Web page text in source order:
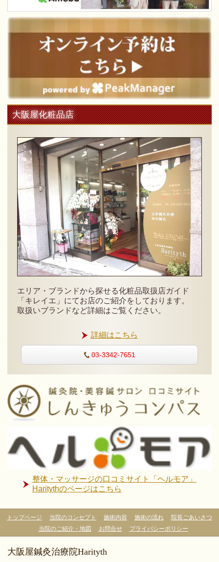
大阪屋化粧品店
エリア・ブランドから探せる化粧品取扱店ガイド
「キレイエ」にてお店のご紹介をしております。
取扱いブランドなど詳細はご覧ください。
詳細はこちら
03-3342-7651
整体・マッサージの口コミサイト「ヘルモア」
Haritythのページはこちら
トップページ 当院のコンセプト 施術内容 施術の流れ
院長ごあいさつ
当院のご紹介・地図
お問合せ プライバシーポリシー
大阪屋鍼灸治療院Harityth